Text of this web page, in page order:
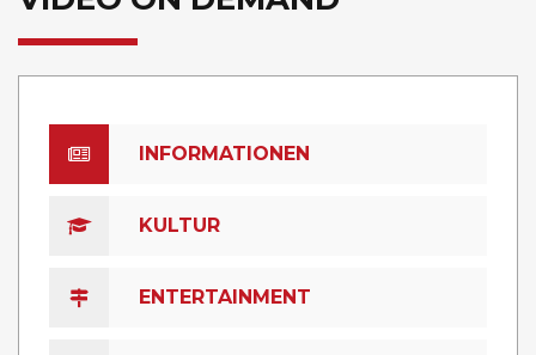
INFORMATIONEN
KULTUR
ENTERTAINMENT